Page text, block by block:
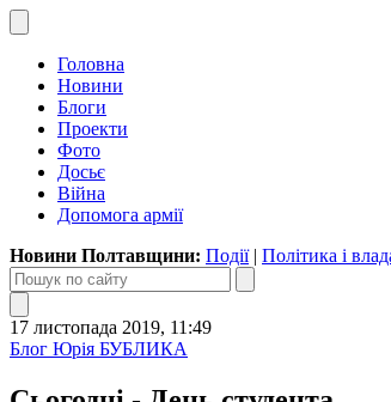
Головна
Новини
Блоги
Проекти
Фото
Досьє
Війна
Допомога армії
Новини Полтавщини: Події| Політика і
17 листопада 2019, 11:49
Блог Юрія БУБЛИКА